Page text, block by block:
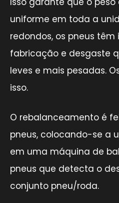
uniforme em toda a
redondos, os pneus
fabricação e desgaste
leves e mais pesadas.
isso.
O rebalanceamento é
pneus, colocando-se a
em uma máquina de
pneus que detecta o
conjunto pneu/roda.